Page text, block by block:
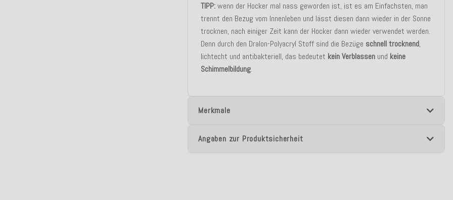
TIPP:wenn der Hocker mal nass geworden ist, ist es am Einfachsten, man
trennt den Bezug vom Innenleben und lässt diesen dann wieder in der Sonne
trocknen, nach einiger Zeit kann der Hocker dann wieder verwendet werden.
Denn durch den Dralon-Polyacryl Stoff sind die Bezüge schnell trocknend,
lichtecht und antibakteriell, das bedeutet kein Verblassen und keine
Schimmelbildung.
Merkmale
Angaben zur Produktsicherheit